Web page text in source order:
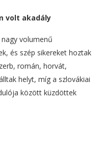
volt akadály
volumenű
és szép sikereket hoztak
román, horvát,
helyt, míg a szlovákiai
között küzdöttek